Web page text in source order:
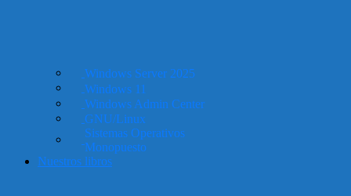
Windows Server 2025
Windows 11
Windows Admin Center
GNU/Linux
Sistemas Operativos
Monopuesto
Nuestros libros